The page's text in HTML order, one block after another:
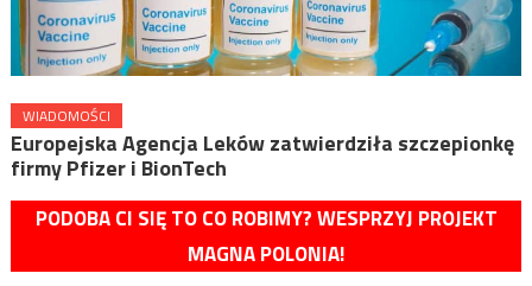
WIADOMOŚCI
Europejska Agencja Leków zatwierdziła szczepionkę
firmy Pfizer i BionTech
PODOBA CI SIĘ TO CO ROBIMY? WESPRZYJ PROJEKT
MAGNA POLONIA!